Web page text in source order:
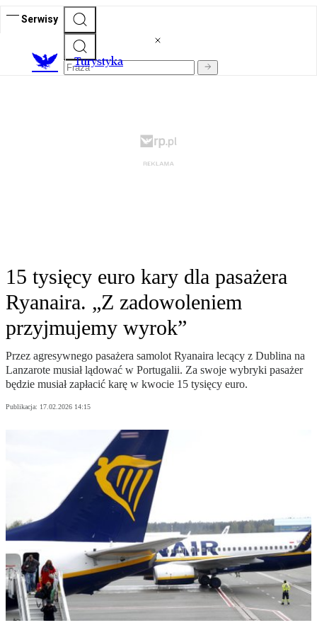
Serwisy
Turystyka
15 tysięcy euro kary dla pasażera
Ryanaira. „Z zadowoleniem
przyjmujemy wyrok”
Przez agresywnego pasażera samolot Ryanaira lecący z Dublina na
Lanzarote musiał lądować w Portugalii. Za swoje wybryki pasażer
będzie musiał zapłacić karę w kwocie 15 tysięcy euro.
Publikacja: 17.02.2026 14:15